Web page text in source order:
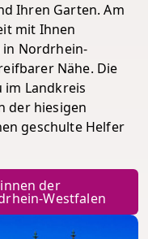
Ihren Garten. Am
mit Ihnen
in Nordrhein-
Nähe. Die
im Landkreis
der hiesigen
geschulte Helfer
der
Westfalen